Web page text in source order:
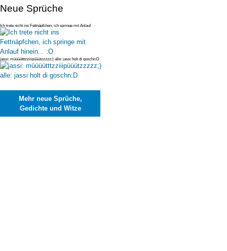
Neue Sprüche
Ich trete nicht ins Fettnäpfchen, ich springe mit Anlauf
hinein... :O
jassi: müüüütttzziiipüüützzzzz;) alle: jassi holt di goschn:D
Mehr neue Sprüche,
Gedichte und Witze